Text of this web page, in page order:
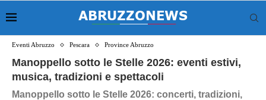
Eventi Abruzzo Pescara Province Abruzzo
Manoppello sotto le Stelle 2026: eventi estivi,
musica, tradizioni e spettacoli
Manoppello sotto le Stelle 2026: concerti, tradizioni,